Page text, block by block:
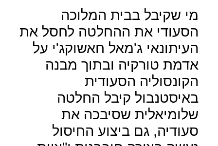
מי שקיבל בבית המלוכה
הסעודי את ההחלטה לחסל את
העיתונאי ג'מאל חאשוקג'י על
אדמת טורקיה ובתוך מבנה
הקונסוליה הסעודית
באיסטנבול קיבל החלטה
שלומיאלית שסיבכה את
סעודיה, גם ביצוע החיסול